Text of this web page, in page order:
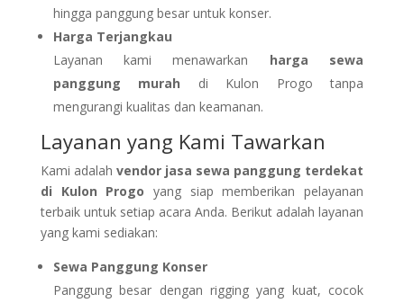
hingga panggung besar untuk konser.
Harga Terjangkau
Layanan kami menawarkan harga sewa
panggung murah di Kulon Progo tanpa
mengurangi kualitas dan keamanan.
Layanan yang Kami Tawarkan
Kami adalah vendor jasa sewa panggung terdekat
di Kulon Progo yang siap memberikan pelayanan
terbaik untuk setiap acara Anda. Berikut adalah layanan
yang kami sediakan:
Sewa Panggung Konser
Panggung besar dengan rigging yang kuat, cocok